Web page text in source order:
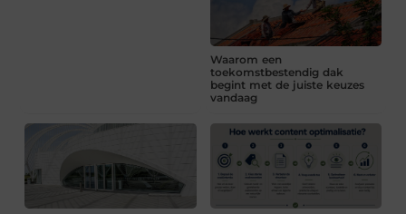
Waarom een
toekomstbestendig dak
begint met de juiste keuzes
vandaag